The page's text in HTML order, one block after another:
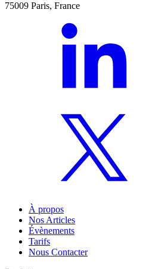
75009 Paris, France
À propos
Nos Articles
Évènements
Tarifs
Nous Contacter